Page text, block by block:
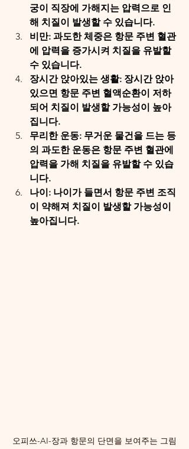
궁이 직장에 가해지는 압력으로 인
해 치질이 발생할 수 있습니다.
비만: 과도한 체중은 항문 주변 혈관
에 압력을 증가시켜 치질을 유발할
수 있습니다.
장시간 앉아있는 생활: 장시간 앉아
있으면 항문 주변 혈액순환이 저하
되어 치질이 발생할 가능성이 높아
집니다.
무리한 운동: 무거운 물건을 드는 등
의 과도한 운동은 항문 주변 혈관에
압력을 가해 치질을 유발할 수 있습
니다.
나이: 나이가 들면서 항문 주변 조직
이 약해져 치질이 발생할 가능성이
높아집니다.
오피쓰-AI-장과 항문의 단면을 보여주는 그림